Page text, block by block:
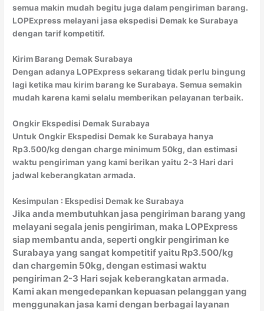
semua makin mudah begitu juga dalam pengiriman barang.
LOPExpress melayani jasa ekspedisi Demak ke Surabaya
dengan tarif kompetitif.
Kirim Barang Demak Surabaya
Dengan adanya LOPExpress sekarang tidak perlu bingung
lagi ketika mau kirim barang ke Surabaya. Semua semakin
mudah karena kami selalu memberikan pelayanan terbaik.
Ongkir Ekspedisi Demak Surabaya
Untuk Ongkir Ekspedisi Demak ke Surabaya hanya
Rp3.500/kg dengan charge minimum 50kg, dan estimasi
waktu pengiriman yang kami berikan yaitu 2-3 Hari dari
jadwal keberangkatan armada.
Kesimpulan : Ekspedisi Demak ke Surabaya
Jika anda membutuhkan jasa pengiriman barang yang
melayani segala jenis pengiriman, maka LOPExpress
siap membantu anda, seperti ongkir pengiriman ke
Surabaya yang sangat kompetitif yaitu Rp3.500/kg
dan chargemin 50kg, dengan estimasi waktu
pengiriman 2-3 Hari sejak keberangkatan armada.
Kami akan mengedepankan kepuasan pelanggan yang
menggunakan jasa kami dengan berbagai layanan